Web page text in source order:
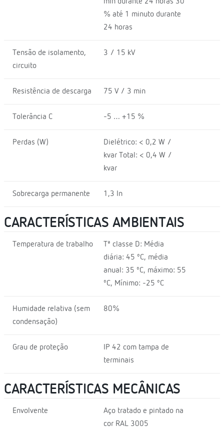
% até 1 minuto durante
24 horas
Tensão de isolamento,
circuito
3 / 15 kV
Resistência de descarga 75 V / 3 min
Tolerância C -5 … +15 %
Perdas (W)
Dielétrico: < 0,2 W /
kvar Total: < 0,4 W /
kvar
Sobrecarga permanente 1,3 In
CARACTERÍSTICAS AMBIENTAIS
Temperatura de trabalho
Tª classe D: Média
diária: 45 ºC, média
anual: 35 ºC, máximo: 55
ºC, Mínimo: -25 ºC
Humidade relativa (sem
condensação)
80%
Grau de proteção
IP 42 com tampa de
terminais
CARACTERÍSTICAS MECÂNICAS
Envolvente
Aço tratado e pintado na
cor RAL 3005